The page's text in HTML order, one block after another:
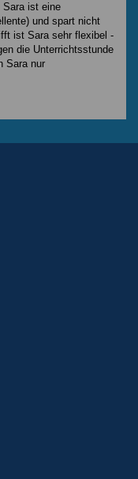
Sara ist eine
und spart nicht
ist Sara sehr flexibel -
die Unterrichtsstunde
Sara nur